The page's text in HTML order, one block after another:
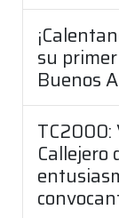
su
Buenos
TC2000:
Callejero